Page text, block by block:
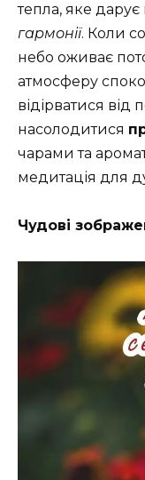
тепла, яке дарує
гармонії. Коли
небо оживає
атмосферу
відірватися від
насолодитися
чарами та
медитація для
Чудові